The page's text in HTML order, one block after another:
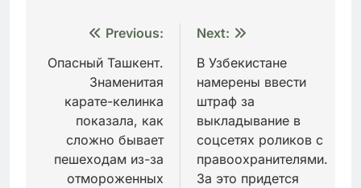
Навигация
по
записям
Previous:
Опасный Ташкент.
Знаменитая
карате-келинка
показала, как
сложно бывает
пешеходам из-за
отмороженных
Next:
В Узбекистане
намерены ввести
штраф за
выкладывание в
соцсетях роликов с
правоохранителями.
За это придется